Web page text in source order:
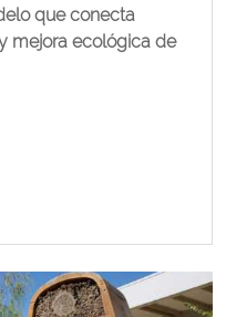
que conecta
mejora ecológica de